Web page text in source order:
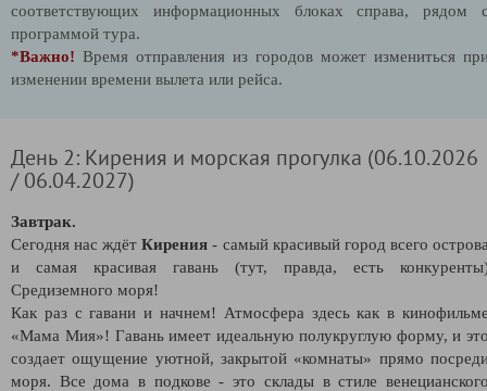
соответствующих информационных блоках справа, рядом
программой тура.
*Важно! Время отправления из городов может измениться
изменении времени вылета или рейса.
День 2: Кирения и морская прогулка (06.10.2026
/ 06.04.2027)
Завтрак.
Сегодня нас ждётКирения - самый красивый город всего
и самая красивая гавань (тут, правда, есть
Средиземного моря!
Как раз с гавани и начнем! Атмосфера здесь как в
«Мама Мия»! Гавань имеет идеальную полукруглую форму, и
создает ощущение уютной, закрытой «комнаты» прямо
моря. Все дома в подкове - это склады в стиле